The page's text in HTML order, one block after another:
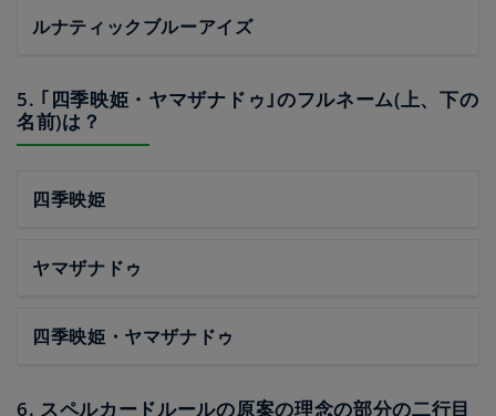
ルナティックブルーアイズ
5. ｢四季映姫・ヤマザナドゥ｣のフルネーム(上、下の
名前)は？
四季映姫
ヤマザナドゥ
四季映姫・ヤマザナドゥ
6. スペルカードルールの原案の理念の部分の二行目